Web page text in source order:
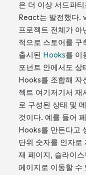
은 더 이상 서드파
React는 발전했다.
프로젝트 전체가 아
적으로 스토어를 구
출시된 Hooks를 이
포넌트 안에서도 상
Hooks를 조합해 자
젝트 여기저기서 재
로 구성된 상태 및
것이다. 예를 들어
Hooks를 만든다고
단위 숫자를 인자로
재 페이지, 슬라이
페이지로 이동할 수